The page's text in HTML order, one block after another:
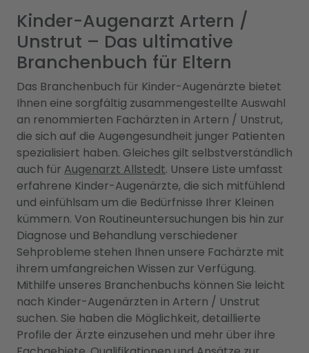
Kinder-Augenarzt Artern /
Unstrut – Das ultimative
Branchenbuch für Eltern
Das Branchenbuch für Kinder-Augenärzte bietet
Ihnen eine sorgfältig zusammengestellte Auswahl
an renommierten Fachärzten in Artern / Unstrut,
die sich auf die Augengesundheit junger Patienten
spezialisiert haben. Gleiches gilt selbstverständlich
auch für Augenarzt Allstedt. Unsere Liste umfasst
erfahrene Kinder-Augenärzte, die sich mitfühlend
und einfühlsam um die Bedürfnisse Ihrer Kleinen
kümmern. Von Routineuntersuchungen bis hin zur
Diagnose und Behandlung verschiedener
Sehprobleme stehen Ihnen unsere Fachärzte mit
ihrem umfangreichen Wissen zur Verfügung.
Mithilfe unseres Branchenbuchs können Sie leicht
nach Kinder-Augenärzten in Artern / Unstrut
suchen. Sie haben die Möglichkeit, detaillierte
Profile der Ärzte einzusehen und mehr über ihre